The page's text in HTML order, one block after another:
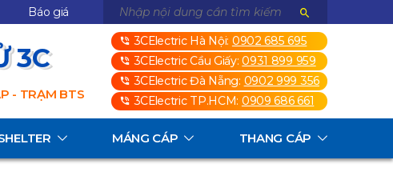
Báo giá
3C
- TRẠM BTS
3CElectric Hà Nội: 0902 685 695
3CElectric Cầu Giấy:0931 899 959
3CElectric Đà Nẵng: 0902 999 356
3CElectric TP.HCM: 0909 686 661
MÁNG CÁP THANG CÁP